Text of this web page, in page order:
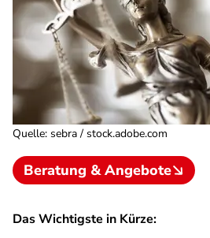
Quelle: sebra / stock.adobe.com
Beratung & Angebote
Das Wichtigste in Kürze: